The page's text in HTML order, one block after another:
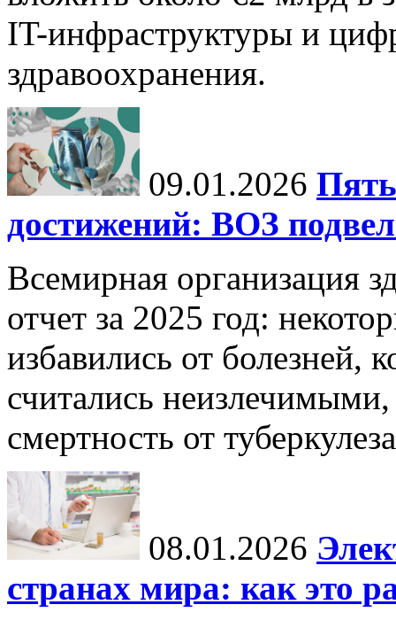
IT-инфраструктуры и
здравоохранения.
09.01.2026
достижений: ВОЗ
Всемирная организация
отчет за 2025 год:
избавились от болезней,
считались неизлечимыми,
смертность от
08.01.2026
странах мира: как это